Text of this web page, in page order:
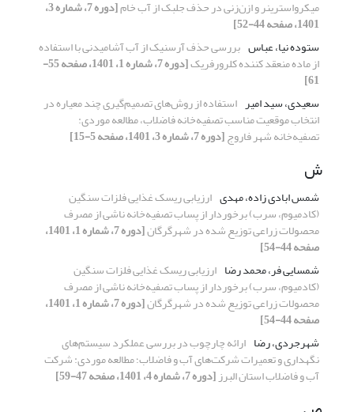
میکرواسترینر و ازن‌زنی در حذف جلبک از آب خام [دوره 7، شماره 3،
1401، صفحه 44-52]
ستوده نیا، عباس بررسی حذف آرسنیک از آب آشامیدنی با استفاده
از ماده منعقد کننده کلرورفریک [دوره 7، شماره 1، 1401، صفحه 55-
61]
سعیدی، سید امیر استفاده از روش‌های تصمیم‌گیری چند معیاره در
انتخاب موقعیت مناسب تصفیه‌خانه فاضلاب، مطالعه موردی:
تصفیه‌خانه شهر فاروج[دوره 7، شماره 3، 1401، صفحه 5-15]
ش
شمس ابادی زاده، مهدی ارزیابی ریسک غذایی فلزات سنگین
(کادمیوم، سرب) برخوردار از پساب تصفیه‌خانه ناشی از مصرف
محصولات زراعی توزیع شده در شهرگرگان [دوره 7، شماره 1، 1401،
صفحه 44-54]
شمسایی فر، محمد رضا ارزیابی ریسک غذایی فلزات سنگین
(کادمیوم، سرب) برخوردار از پساب تصفیه‌خانه ناشی از مصرف
محصولات زراعی توزیع شده در شهرگرگان [دوره 7، شماره 1، 1401،
صفحه 44-54]
شهرجردی، رضا ارائه چارچوب در بررسی عملکرد سیستم‌های
نگهداری و تعمیرات شرکت‌های آب و فاضلاب؛ مطالعه موردی: شرکت
آب و فاضلاب استان البرز[دوره 7، شماره 4، 1401، صفحه 47-59]